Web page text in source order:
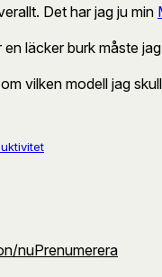
Det har jag ju min
läcker burk måste
vilken modell jag
/nuPrenumerera